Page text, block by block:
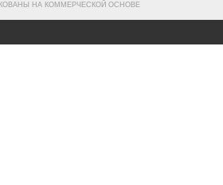
НА КОММЕРЧЕСКОЙ ОСНОВЕ